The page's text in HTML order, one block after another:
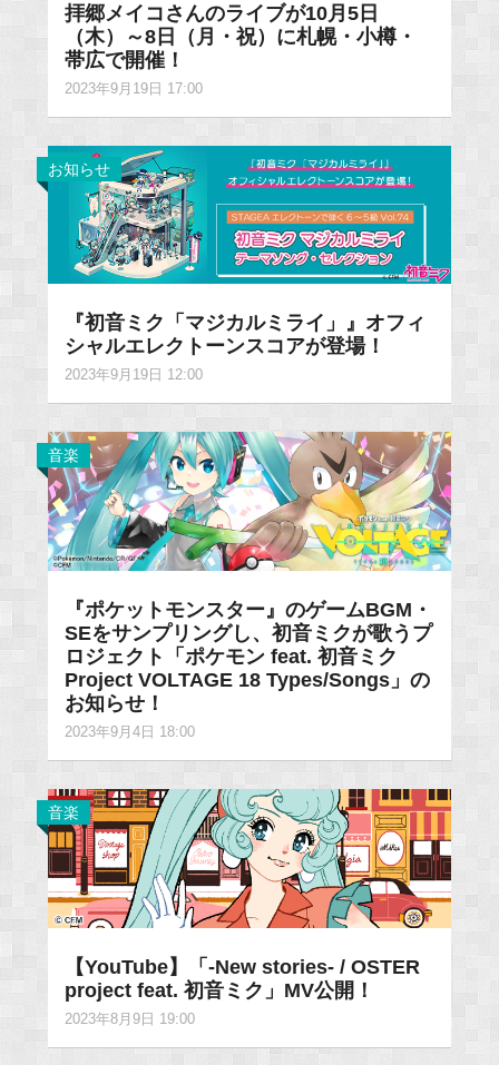
拝郷メイコさんのライブが10月5日
（木）～8日（月・祝）に札幌・小樽・
帯広で開催！
2023年9月19日 17:00
お知らせ
『初音ミク「マジカルミライ」』オフィ
シャルエレクトーンスコアが登場！
2023年9月19日 12:00
音楽
『ポケットモンスター』のゲームBGM・
SEをサンプリングし、初音ミクが歌うプ
ロジェクト「ポケモン feat. 初音ミク
Project VOLTAGE 18 Types/Songs」の
お知らせ！
2023年9月4日 18:00
音楽
【YouTube】「-New stories- / OSTER
project feat. 初音ミク」MV公開！
2023年8月9日 19:00